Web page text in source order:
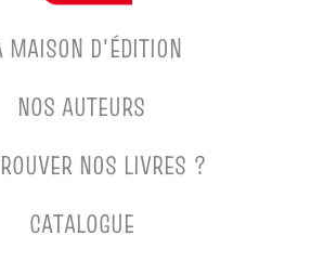
MAISON D'ÉDITION
NOS AUTEURS
NOS LIVRES ?
CATALOGUE